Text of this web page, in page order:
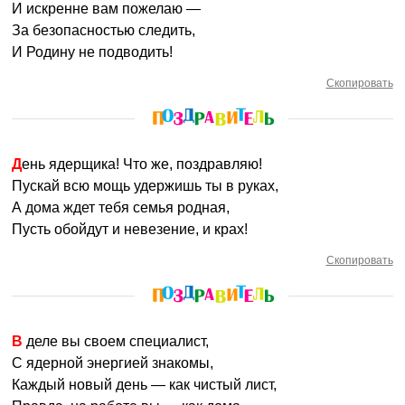
И искренне вам пожелаю —
За безопасностью следить,
И Родину не подводить!
Скопировать
День ядерщика! Что же, поздравляю!
Пускай всю мощь удержишь ты в руках,
А дома ждет тебя семья родная,
Пусть обойдут и невезение, и крах!
Скопировать
В деле вы своем специалист,
С ядерной энергией знакомы,
Каждый новый день — как чистый лист,